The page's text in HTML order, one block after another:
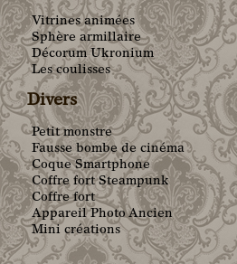
Vitrines animées
Sphère armillaire
Décorum Ukronium
Les coulisses
Divers
Petit monstre
Fausse bombe de cinéma
Coque Smartphone
Coffre fort Steampunk
Coffre fort
Appareil Photo Ancien
Mini créations